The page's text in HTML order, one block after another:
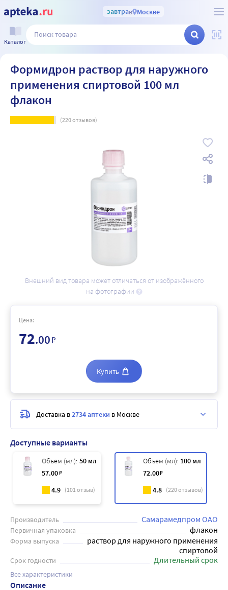
завтрав Москве
Каталог
Формидрон раствор для наружного
применения спиртовой 100 мл
флакон
(220отзывов)
Внешний вид товара может отличаться от изображённого
на фотографии
Доступные варианты
Объем (мл): 50 мл
57.00₽
4.9 (101отзыв)
Объем (мл): 100 мл
72.00₽
4.8 (220отзывов)
Производитель Самарамедпром ОАО
Первичная упаковка флакон
Форма выпуска
раствор для наружного применения
спиртовой
Срок годности Длительный срок
Все характеристики
Описание
Цена:
72.00₽
Купить
Доставка в2734 аптеки в Москве